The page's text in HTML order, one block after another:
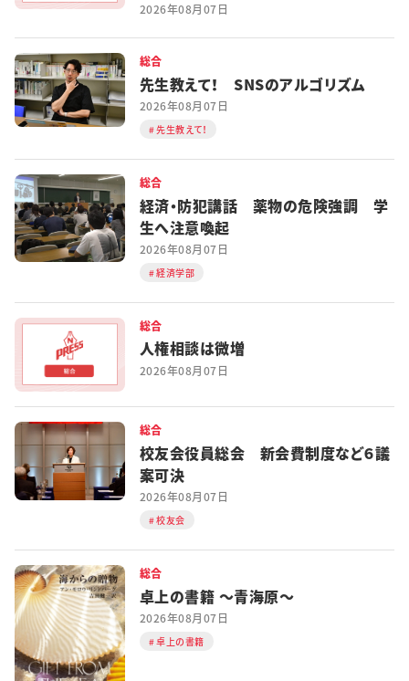
2026年08月07日
総合
先生教えて！ SNSのアルゴリズム
2026年08月07日
先生教えて！
総合
経済・防犯講話 薬物の危険強調 学
生へ注意喚起
2026年08月07日
経済学部
総合
人権相談は微増
2026年08月07日
総合
校友会役員総会 新会費制度など６議
案可決
2026年08月07日
校友会
総合
卓上の書籍 ～青海原～
2026年08月07日
卓上の書籍